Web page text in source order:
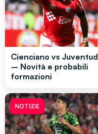
Cienciano vs Juventud
– Novità e probabili
formazioni
NOTIZIE